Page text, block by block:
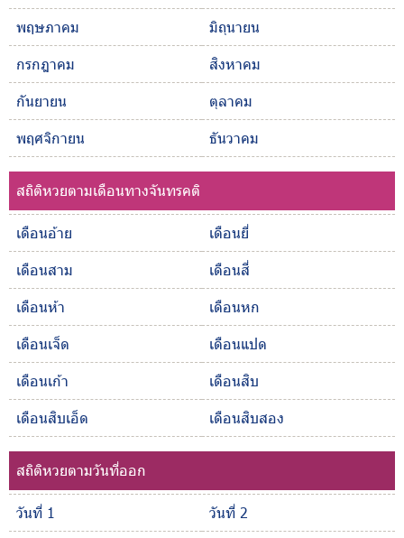
พฤษภาคม
มิถุนายน
กรกฎาคม
สิงหาคม
กันยายน
ตุลาคม
พฤศจิกายน
ธันวาคม
สถิติหวยตามเดือนทางจันทรคติ
เดือนอ้าย
เดือนยี่
เดือนสาม
เดือนสี่
เดือนห้า
เดือนหก
เดือนเจ็ด
เดือนแปด
เดือนเก้า
เดือนสิบ
เดือนสิบเอ็ด
เดือนสิบสอง
สถิติหวยตามวันที่ออก
วันที่ 1
วันที่ 2